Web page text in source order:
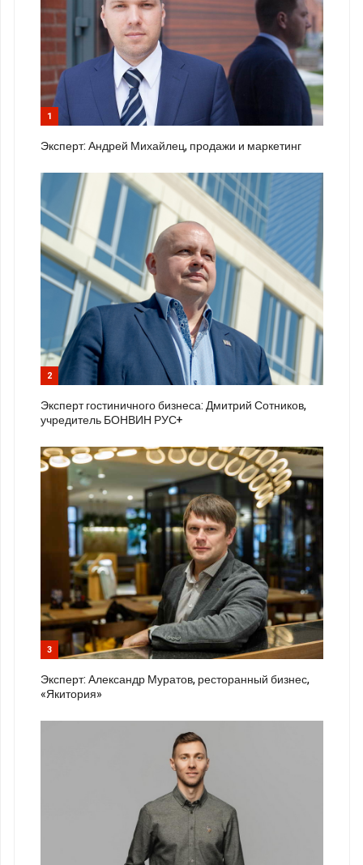
1
Эксперт: Андрей Михайлец, продажи и маркетинг
2
Эксперт гостиничного бизнеса: Дмитрий Сотников,
учредитель БОНВИН РУС+
3
Эксперт: Александр Муратов, ресторанный бизнес,
«Якитория»